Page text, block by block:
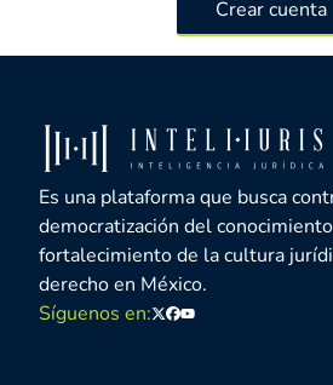
Crear cuenta
Es una plataforma que busca
democratización del
fortalecimiento de la cultura
derecho en México.
Síguenos en:Twitter
Facebook
Youtube